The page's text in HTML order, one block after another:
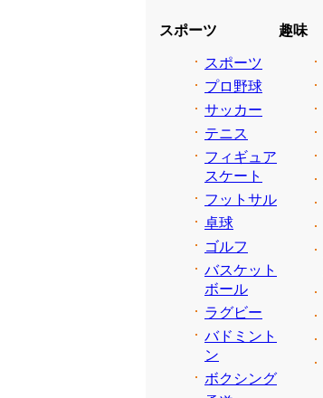
スポーツ
スポーツ
プロ野球
サッカー
テニス
フィギュア
スケート
フットサル
卓球
ゴルフ
バスケット
ボール
ラグビー
バドミント
ン
ボクシング
趣味